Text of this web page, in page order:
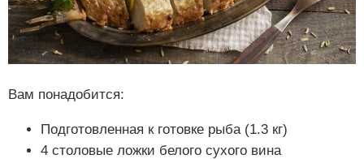
Вам понадобится:
Подготовленная к готовке рыба (1.3 кг)
4 столовые ложки белого сухого вина